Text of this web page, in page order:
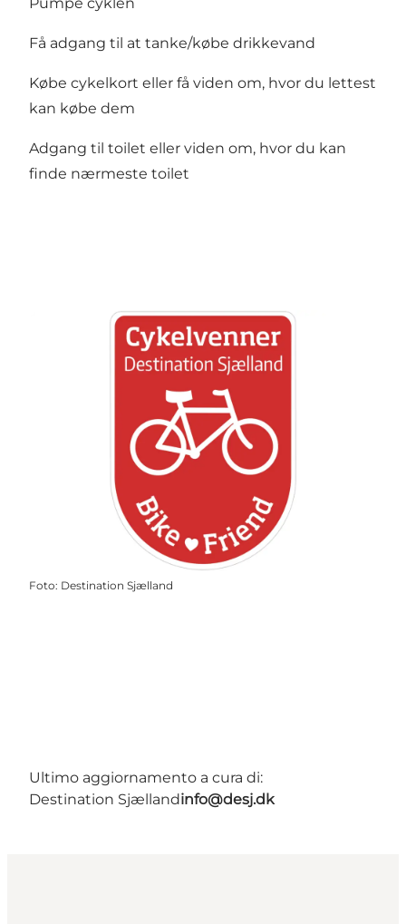
Pumpe cyklen
Få adgang til at tanke/købe drikkevand
Købe cykelkort eller få viden om, hvor du lettest
kan købe dem
Adgang til toilet eller viden om, hvor du kan
finde nærmeste toilet
Foto: Destination Sjælland
Ultimo aggiornamento a cura di:
Destination Sjællandinfo@desj.dk